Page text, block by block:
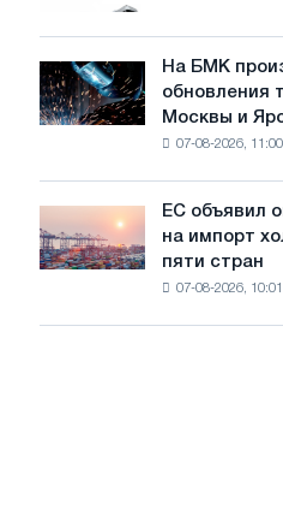
достижения
целей
обезуглероживания
грузовиков
в
июле
На
БМК
произвели
трамвайных
путей
Москвы
Ярославля
На БМК
обновления
Москвы и
07-08-2026, 11:00
объявил
окончательные
ЕС объявил
на импорт
пяти стран
07-08-2026, 10:01